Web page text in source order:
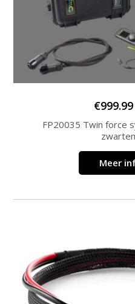
€999.99
FP20035 Twin force
Meer